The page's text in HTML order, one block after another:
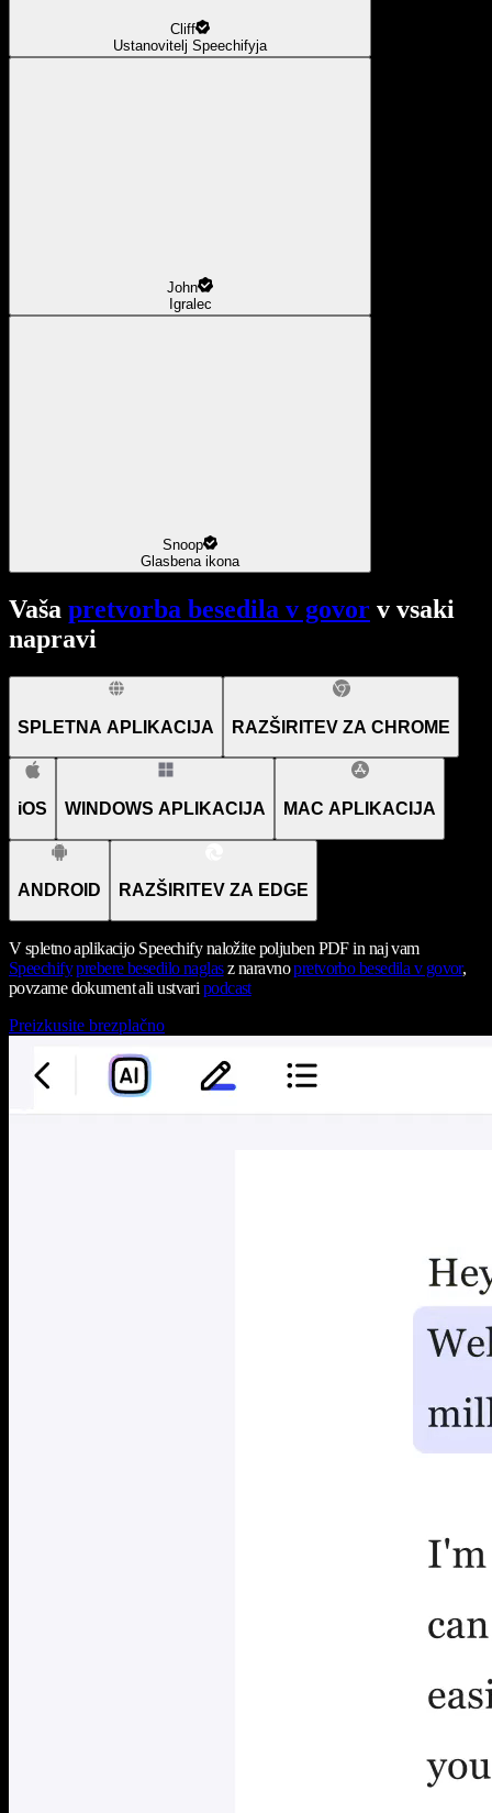
Cliff
Ustanovitelj Speechifyja
John
Igralec
Snoop
Glasbena ikona
Vaša pretvorba besedila v govor v vsaki
napravi
SPLETNA APLIKACIJA RAZŠIRITEV ZA CHROME
iOS WINDOWS APLIKACIJA MAC APLIKACIJA
ANDROID RAZŠIRITEV ZA EDGE
V spletno aplikacijo Speechify naložite poljuben PDF in naj vam
Speechify prebere besedilo naglasz naravnopretvorbo besedila v govor,
povzame dokument ali ustvari podcast
Preizkusite brezplačno